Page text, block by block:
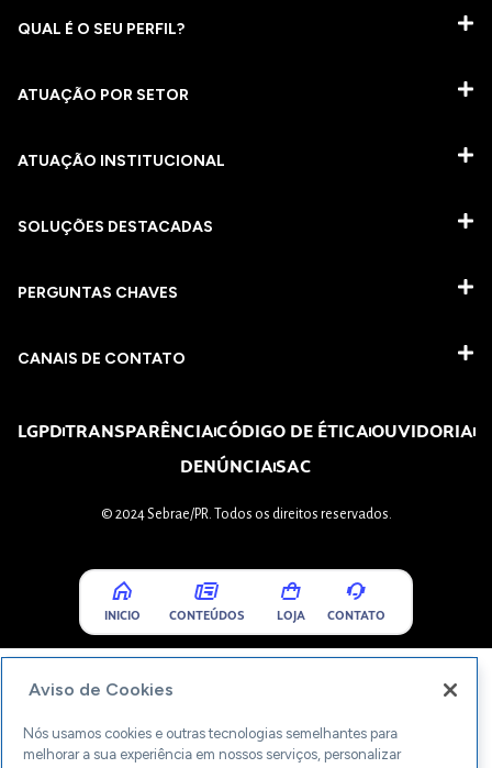
QUAL É O SEU PERFIL?
ATUAÇÃO POR SETOR
ATUAÇÃO INSTITUCIONAL
SOLUÇÕES DESTACADAS
PERGUNTAS CHAVES​
CANAIS DE CONTATO
LGPDTRANSPARÊNCIACÓDIGO DE ÉTICAOUVIDORIA
DENÚNCIASAC
© 2024 Sebrae/PR. Todos os direitos reservados.
INICIO CONTEÚDOS LOJA CONTATO
Aviso de Cookies
Nós usamos cookies e outras tecnologias semelhantes para
melhorar a sua experiência em nossos serviços, personalizar